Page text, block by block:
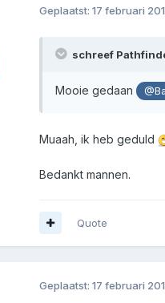
Geplaatst: 17 februari
schreef
Mooie gedaan
Muaah, ik heb geduld
Bedankt mannen.
Quote
Geplaatst: 17 februari